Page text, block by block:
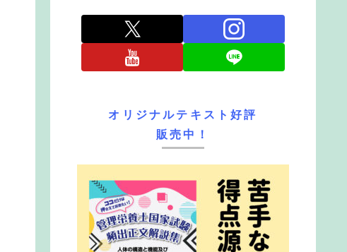
オリジナルテキスト好評
販売中！